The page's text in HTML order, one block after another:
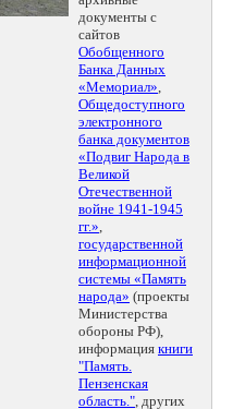
документы с
сайтов
Обобщенного
Банка Данных
«Мемориал»,
Общедоступного
электронного
банка документов
«Подвиг Народа в
Великой
Отечественной
войне 1941-1945
гг.»,
государственной
информационной
системы «Память
народа» (проекты
Министерства
обороны РФ),
информация книги
"Память.
Пензенская
область.", других